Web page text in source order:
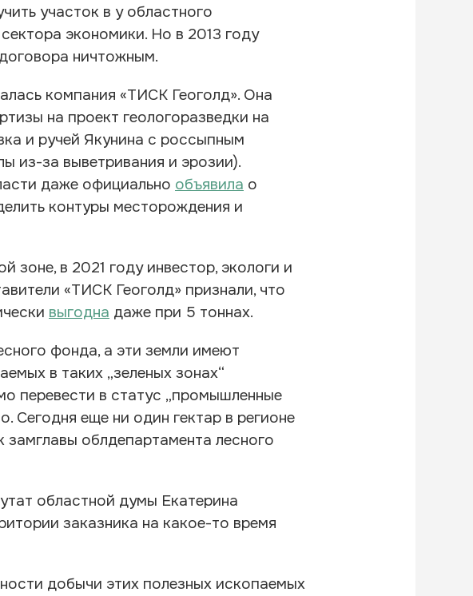
участок в у областного
экономики. Но в 2013 году
ничтожным.
компания «ТИСК Геоголд». Она
на проект геологоразведки на
и ручей Якунина с россыпным
из-за выветривания и эрозии).
даже официально объявила о
контуры месторождения и
в 2021 году инвестор, экологи и
«ТИСК Геоголд» признали, что
выгодна даже при 5 тоннах.
фонда, а эти земли имеют
в таких „зеленых зонах“
перевести в статус „промышленные
Сегодня еще ни один гектар в регионе
облдепартамента лесного
областной думы Екатерина
заказника на какое-то время
добычи этих полезных ископаемых